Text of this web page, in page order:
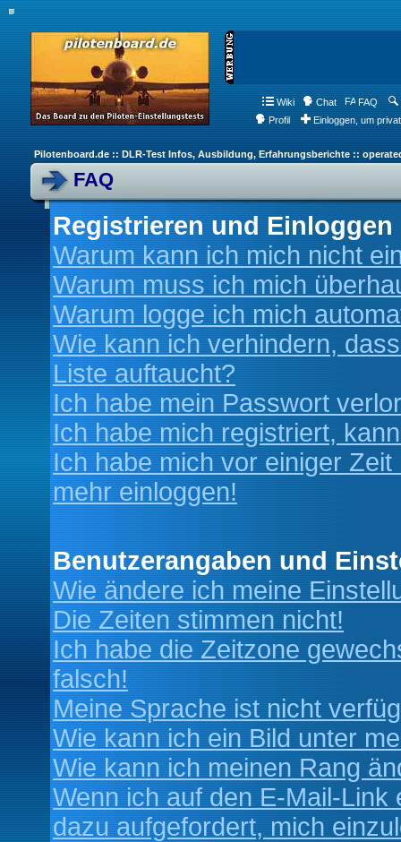
Wiki Chat FAQ
Profil
Einloggen, um
Pilotenboard.de :: DLR-Test Infos, Ausbildung, Erfahrungsberichte ::
FAQ
Registrieren und Einloggen
Warum kann ich mich nicht
Warum muss ich mich
Warum logge ich mich
Wie kann ich verhindern,
Liste auftaucht?
Ich habe mein Passwort
Ich habe mich registriert,
Ich habe mich vor einiger
mehr einloggen!
Benutzerangaben und
Wie ändere ich meine
Die Zeiten stimmen nicht!
Ich habe die Zeitzone
falsch!
Meine Sprache ist nicht
Wie kann ich ein Bild unter
Wie kann ich meinen Rang
Wenn ich auf den E-Mail-
dazu aufgefordert, mich